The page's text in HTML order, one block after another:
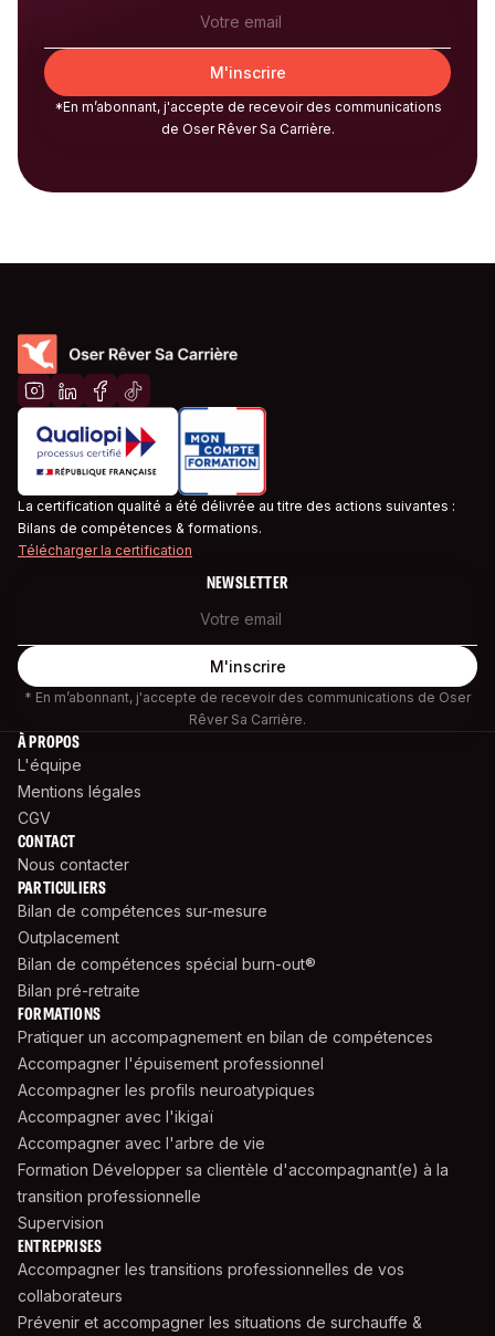
*En m’abonnant, j'accepte de recevoir des communications
de Oser Rêver Sa Carrière.
La certification qualité a été délivrée au titre des actions suivantes :
Bilans de compétences & formations.
Télécharger la certification
NEWSLETTER
* En m’abonnant, j'accepte de recevoir des communications de Oser
Rêver Sa Carrière.
À PROPOS
L'équipe
Mentions légales
CGV
CONTACT
Nous contacter
PARTICULIERS
Bilan de compétences sur-mesure
Outplacement
Bilan de compétences spécial burn-out®
Bilan pré-retraite
FORMATIONS
Pratiquer un accompagnement en bilan de compétences
Accompagner l'épuisement professionnel
Accompagner les profils neuroatypiques
Accompagner avec l'ikigaï
Accompagner avec l'arbre de vie
Formation Développer sa clientèle d'accompagnant(e) à la
transition professionnelle
Supervision
ENTREPRISES
Accompagner les transitions professionnelles de vos
collaborateurs
Prévenir et accompagner les situations de surchauffe &